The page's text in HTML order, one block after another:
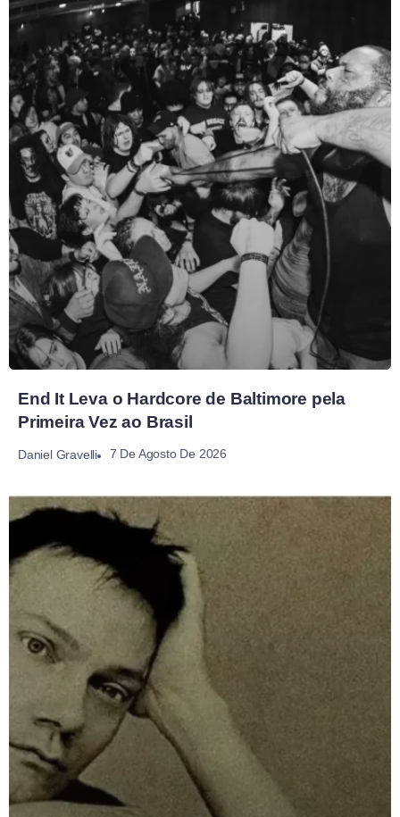
End It Leva o Hardcore de Baltimore pela
Primeira Vez ao Brasil
Daniel Gravelli 7 De Agosto De 2026